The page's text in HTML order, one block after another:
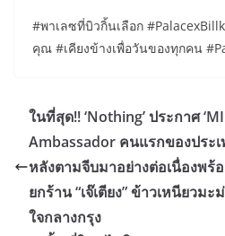
#พาเลซที่บิวกิ้นเลือก
คุณ #เคียงข้างเพื่อวันของทุกคน
ในที่สุด!! ‘Nothing’ ประกาศ
Ambassador คนแรกของประ
หลังตามจีบมาอย่างต่อเนื่องพ
ยกร้าน “เจ๊เตียง” ข้าวเหนียวม
ใจกลางกรุง